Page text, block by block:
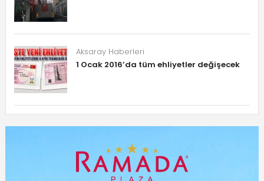
Aksaray Haberleri
1 Ocak 2016’da tüm ehliyetler değişecek